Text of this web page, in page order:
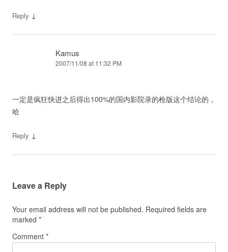
Reply ↓
Kamus
2007/11/08 at 11:32 PM
一定是疯狂快进之后得出100%的国内影院录的枪版这个结论的，
哈
Reply ↓
Leave a Reply
Your email address will not be published. Required fields are
marked *
Comment *